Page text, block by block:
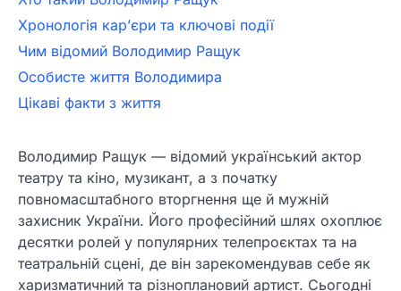
Хронологія кар’єри та ключові події
Чим відомий Володимир Ращук
Особисте життя Володимира
Цікаві факти з життя
Володимир Ращук — відомий український актор
театру та кіно, музикант, а з початку
повномасштабного вторгнення ще й мужній
захисник України. Його професійний шлях охоплює
десятки ролей у популярних телепроєктах та на
театральній сцені, де він зарекомендував себе як
харизматичний та різноплановий артист. Сьогодні